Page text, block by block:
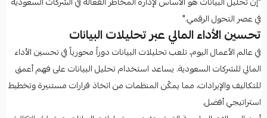
في عصر التحول الرقمي."
تحسين الأداء المالي عبر تحليلات البيانات
في عالم الأعمال اليوم، تلعب تحليلات البيانات دوراً محورياً في تحسين الأداء
المالي للشركات السعودية. يساعد استخدام تحليل البيانات على فهم أعمق
للتكاليف والإيرادات، مما يمكّن المنظمات من اتخاذ قرارات مستنيرة وتخطيط
استراتيجي أفضل.